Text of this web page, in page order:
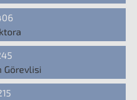
Görevlisi